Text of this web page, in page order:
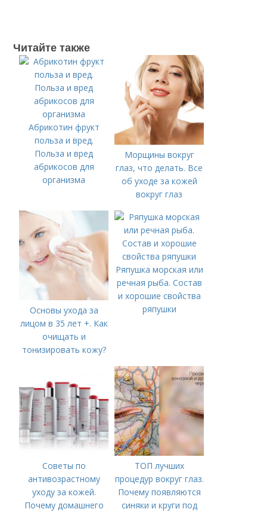
Читайте также
Абрикотин фрукт
польза и вред.
Польза и вред
абрикосов для
организма
Морщины вокруг
глаз, что делать. Все
об уходе за кожей
вокруг глаз
Основы ухода за
лицом в 35 лет +. Как
очищать и
тонизировать кожу?
Ряпушка морская или
речная рыба. Состав
и хорошие свойства
ряпушки
Советы по
антивозрастному
уходу за кожей.
Почему домашнего
ТОП лучших
процедур вокруг глаз.
Почему появляются
синяки и круги под